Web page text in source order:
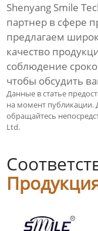
Shenyang Smile
партнер в сфере
предлагаем
качество
соблюдение
чтобы обсудить
Данные в статье
на момент публикации.
обращайтесь
Ltd.